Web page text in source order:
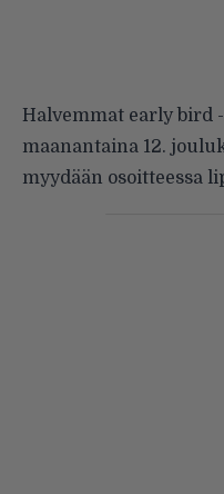
Halvemmat early bird
maanantaina 12.
myydään osoitteessa